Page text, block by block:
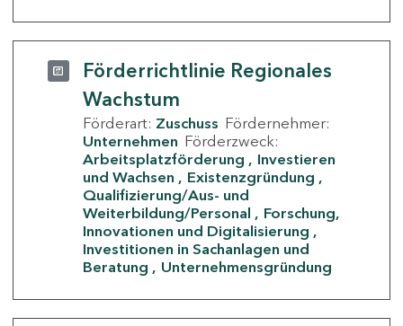
Förderrichtlinie Regionales
Wachstum
Förderart: Zuschuss Fördernehmer:
Unternehmen Förderzweck:
Arbeitsplatzförderung
Investieren
und Wachsen
Existenzgründung
Qualifizierung/Aus- und
Weiterbildung/Personal
Forschung,
Innovationen und Digitalisierung
Investitionen in Sachanlagen und
Beratung
Unternehmensgründung